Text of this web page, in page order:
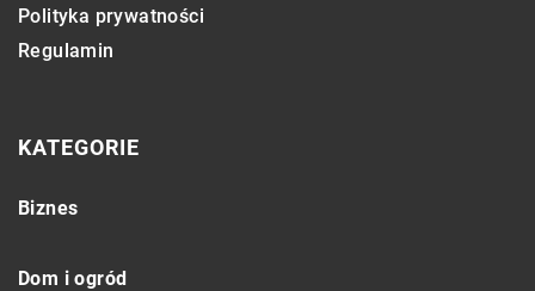
Polityka prywatności
Regulamin
KATEGORIE
Biznes
Dom i ogród